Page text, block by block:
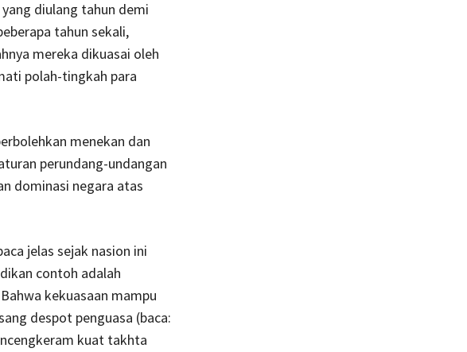
diulang tahun demi
tahun sekali,
mereka dikuasai oleh
polah-tingkah para
menekan dan
perundang-undangan
dominasi negara atas
jelas sejak nasion ini
contoh adalah
kekuasaan mampu
despot penguasa (baca:
kuat takhta